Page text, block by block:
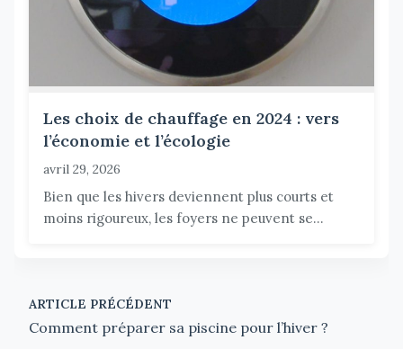
Les choix de chauffage en 2024 : vers
l’économie et l’écologie
avril 29, 2026
Bien que les hivers deviennent plus courts et
moins rigoureux, les foyers ne peuvent se...
ARTICLE PRÉCÉDENT
Comment préparer sa piscine pour l’hiver ?